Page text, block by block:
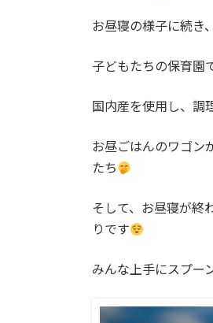
:
お昼寝の様子に続き
子どもたちの保育園
国内産を使用し、調
お昼ごはんのワゴン
たち
そして、お昼寝が終
りです
みんな上手にスプー